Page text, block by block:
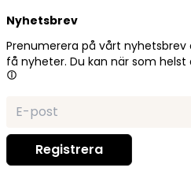
Nyhetsbrev
Prenumerera på vårt
få nyheter. Du kan när som